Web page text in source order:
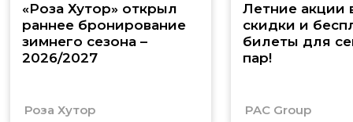
«Роза Хутор» открыл
раннее бронирование
зимнего сезона –
2026/2027
Роза Хутор
Летние акции
скидки и
билеты для
пар!
PAC Group